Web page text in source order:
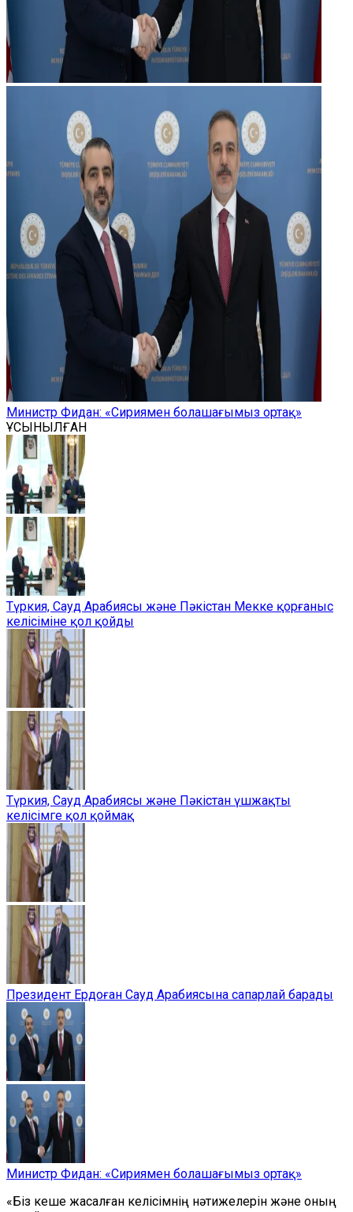
Министр Фидан: «Сириямен болашағымыз ортақ»
ҰСЫНЫЛҒАН
Түркия, Сауд Арабиясы және Пәкістан Мекке қорғаныс
келісіміне қол қойды
Түркия, Сауд Арабиясы және Пәкістан үшжақты
келісімге қол қоймақ
Президент Ердоған Сауд Арабиясына сапарлай барады
Министр Фидан: «Сириямен болашағымыз ортақ»
«Біз кеше жасалған келісімнің нәтижелерін және оның